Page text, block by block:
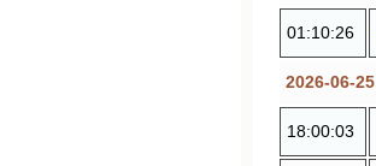
01:10:26
2026-06-25
18:00:03